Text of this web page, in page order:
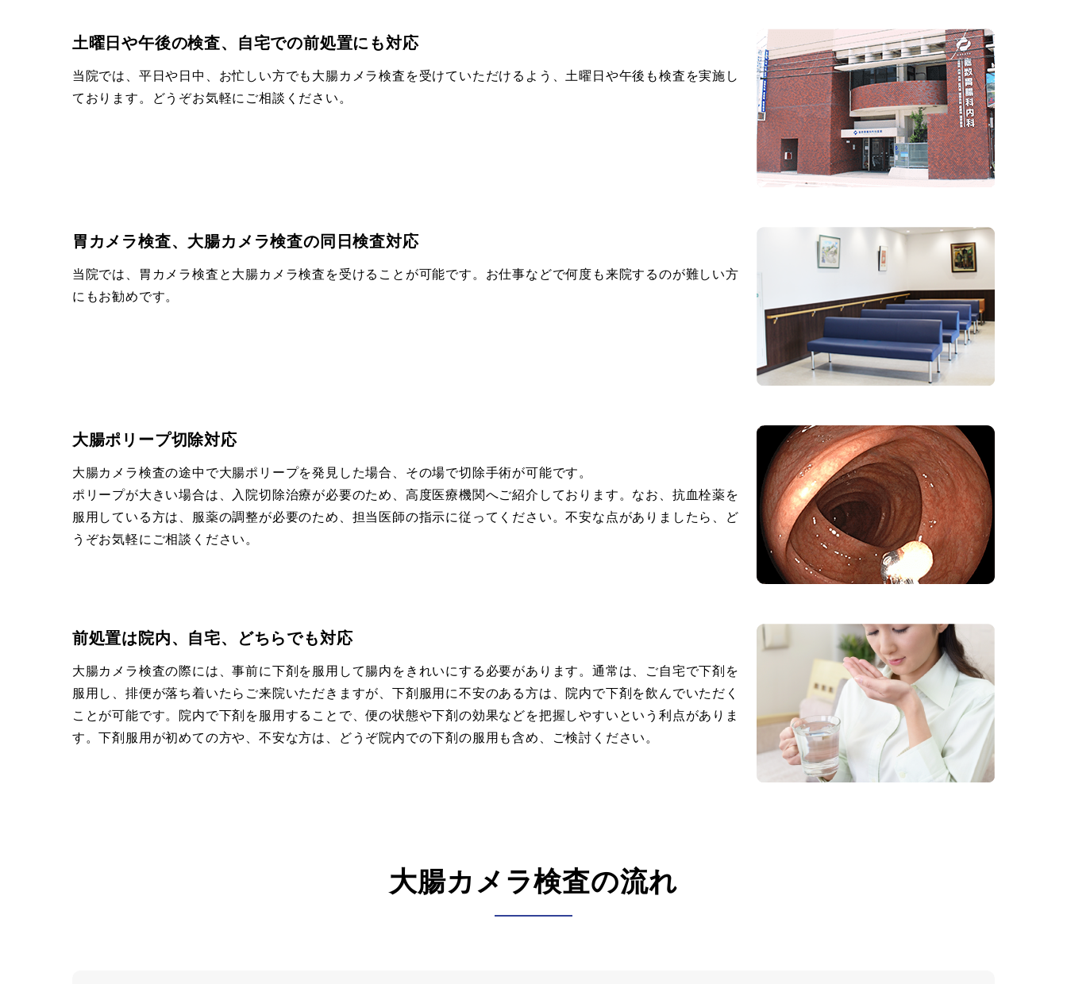
土曜日や午後の検査、自宅での前処置にも対応
当院では、平日や日中、お忙しい方でも大腸カメラ検査を受けていただけるよう、土曜日や午後も検査を実施し
ております。どうぞお気軽にご相談ください。
胃カメラ検査、大腸カメラ検査の同日検査対応
当院では、胃カメラ検査と大腸カメラ検査を受けることが可能です。お仕事などで何度も来院するのが難しい方
にもお勧めです。
大腸ポリープ切除対応
大腸カメラ検査の途中で大腸ポリープを発見した場合、その場で切除手術が可能です。
ポリープが大きい場合は、入院切除治療が必要のため、高度医療機関へご紹介しております。なお、抗血栓薬を
服用している方は、服薬の調整が必要のため、担当医師の指示に従ってください。不安な点がありましたら、ど
うぞお気軽にご相談ください。
前処置は院内、自宅、どちらでも対応
大腸カメラ検査の際には、事前に下剤を服用して腸内をきれいにする必要があります。通常は、ご自宅で下剤を
服用し、排便が落ち着いたらご来院いただきますが、下剤服用に不安のある方は、院内で下剤を飲んでいただく
ことが可能です。院内で下剤を服用することで、便の状態や下剤の効果などを把握しやすいという利点がありま
す。下剤服用が初めての方や、不安な方は、どうぞ院内での下剤の服用も含め、ご検討ください。
大腸カメラ検査の流れ